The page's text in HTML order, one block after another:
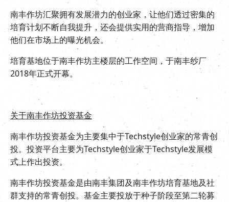
南丰作坊汇聚拥有发展潜力的创业家，让他们透过密集的
培育计划不断自我提升，还会提供实用的营商指导，增加
他们在市场上的曝光机会。
培育基地位于南丰作坊主楼层的工作空间，于南丰纱厂
2018年正式开幕。
关于南丰作坊投资基金
南丰作坊投资基金为主要集中于Techstyle创业家的常青创
投。投资平台主要为Techstyle创业家于Techstyle发展模
式上作出投资。
南丰作坊投资基金是由南丰集团及南丰作坊培育基地及社
群支持的常青创投。基金主要投放于种子阶段至第二轮募